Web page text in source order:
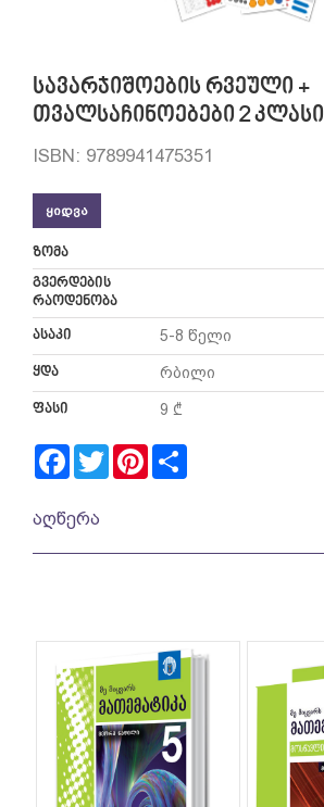
სავარჯიშოების რვეული +
თვალსაჩინოებები 2 კლასი
ISBN: 9789941475351
ᲧᲘᲓᲕᲐ
ზომა
გვერდების
რაოდენობა
ასაკი
5-8 წელი
ყდა რბილი
ფასი 9 ₾
Facebook
TwitterPinterest
აღწერა